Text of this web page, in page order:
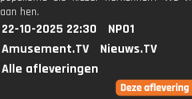
aan hen.
22-10-2025 22:30
NPO1
Amusement.TV
Nieuws.TV
Alle afleveringen